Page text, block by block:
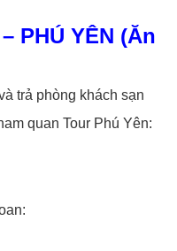
PHÚ YÊN (Ăn
trả phòng khách sạn
quan Tour Phú Yên: